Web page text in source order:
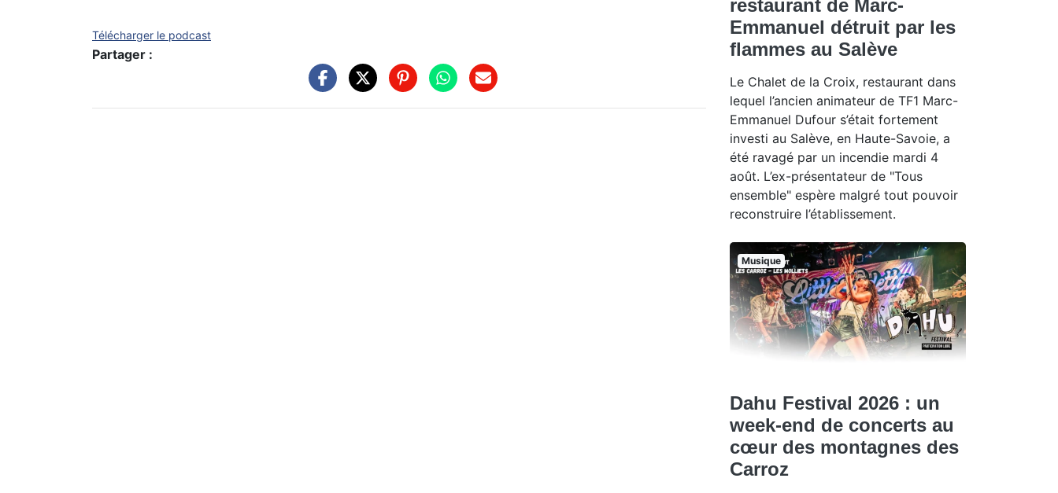
Télécharger le podcast
Partager :
restaurant de Marc-
Emmanuel détruit par les
flammes au Salève
Le Chalet de la Croix, restaurant dans
lequel l’ancien animateur de TF1 Marc-
Emmanuel Dufour s’était fortement
investi au Salève, en Haute-Savoie, a
été ravagé par un incendie mardi 4
août. L’ex-présentateur de "Tous
ensemble" espère malgré tout pouvoir
reconstruire l’établissement.
Musique
Dahu Festival 2026 : un
week-end de concerts au
cœur des montagnes des
Carroz